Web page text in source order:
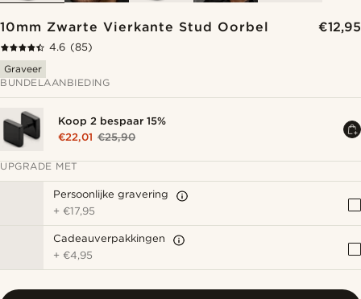
10mm Zwarte Vierkante Stud Oorbel €12,95
4.6 (85)
Graveer
BUNDELAANBIEDING
Koop 2 bespaar 15%
€22,01 €25,90
UPGRADE MET
Persoonlijke gravering
+€17,95
Cadeauverpakkingen
+€4,95